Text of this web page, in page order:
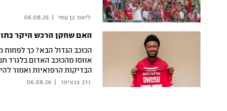
ליאור בן עמי 06.08.26
האם שחקן הרכש היקר
הכוכב הגדול הבא? כך
הבדיקות הרפואיות ואמור
נדב צנציפר 06.08.26